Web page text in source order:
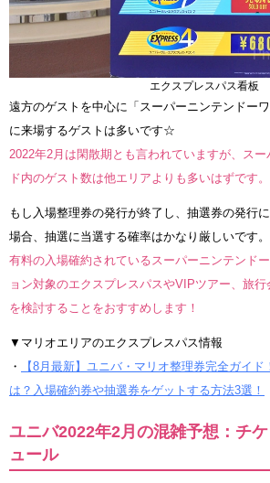
エクスプレスパス看板
遠方のゲストを中心に「スーパーニンテンドー
に来場するゲストは多いです☆
2022年2月は閑散期とも言われていますが、ス
ド内のゲスト数は他エリアよりも多いはずです。
もし入場整理券の発行が終了し、抽選券の発行
場合、抽選に当選する確率はかなり厳しいです。
有料の入場確約されているスーパーニンテンド
ョン対象のエクスプレスパスやVIPツアー、旅
を検討することをおすすめします！
▼マリオエリアのエクスプレスパス情報
・
【8月最新】ユニバ・マリオ整理券完全ガイ
は？入場確約券や抽選券をゲットする方法3選！
ユニバ2022年2月の混雑予想：チ
ュール